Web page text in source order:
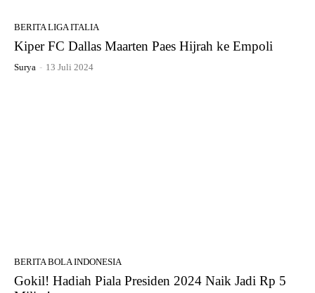
BERITA LIGA ITALIA
Kiper FC Dallas Maarten Paes Hijrah ke Empoli
Surya - 13 Juli 2024
BERITA BOLA INDONESIA
Gokil! Hadiah Piala Presiden 2024 Naik Jadi Rp 5